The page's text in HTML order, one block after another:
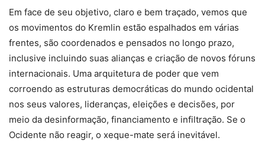
Em face de seu objetivo, claro e bem traçado, vemos que
os movimentos do Kremlin estão espalhados em várias
frentes, são coordenados e pensados no longo prazo,
inclusive incluindo suas alianças e criação de novos fóruns
internacionais. Uma arquitetura de poder que vem
corroendo as estruturas democráticas do mundo ocidental
nos seus valores, lideranças, eleições e decisões, por
meio da desinformação, financiamento e infiltração. Se o
Ocidente não reagir, o xeque-mate será inevitável.